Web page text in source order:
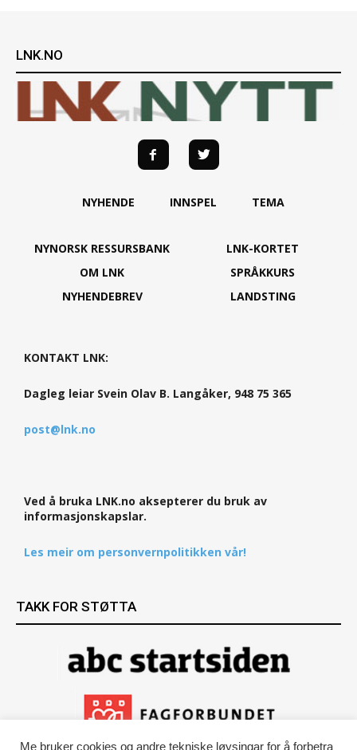
LNK.NO
NYHENDE INNSPEL TEMA
NYNORSK RESSURSBANK
OM LNK
NYHENDEBREV
LNK-KORTET
SPRÅKKURS
LANDSTING
KONTAKT LNK:
Dagleg leiar Svein Olav B. Langåker, 948 75 365
post@lnk.no
Ved å bruka LNK.no aksepterer du bruk av
informasjonskapslar.
Les meir om personvernpolitikken vår!
TAKK FOR STØTTA
Me bruker cookies og andre tekniske løysingar for å forbetra